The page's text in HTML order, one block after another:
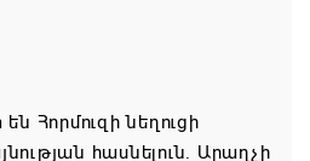
Հորմուզի նեղուցի
հասնելուն. Արաղչի